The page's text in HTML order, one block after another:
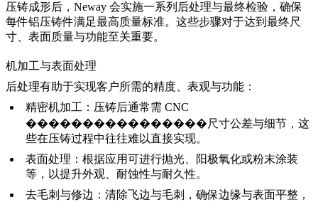
压铸成形后，Neway 会实施一系列后处理与最终检验，确保
每件铝压铸件满足最高质量标准。这些步骤对于达到最终尺
寸、表面质量与功能至关重要。
机加工与表面处理
后处理有助于实现客户所需的精度、表观与功能：
精密机加工： 压铸后通常需 CNC
����������������尺寸公差与细节，这
些在压铸过程中往往难以直接实现。
表面处理： 根据应用可进行抛光、阳极氧化或粉末涂装
等，以提升外观、耐蚀性与耐久性。
去毛刺与修边： 清除飞边与毛刺，确保边缘与表面平整，